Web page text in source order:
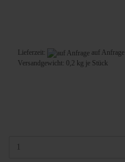
Lieferzeit: auf Anfrage
Versandgewicht: 0,2 kg je Stück